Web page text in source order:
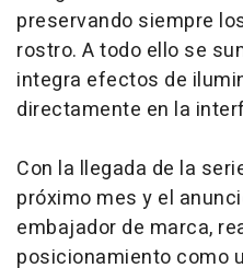
preservando siempre
rostro. A todo ello se
integra efectos de
directamente en la
Con la llegada de la
próximo mes y el
embajador de marca,
posicionamiento como